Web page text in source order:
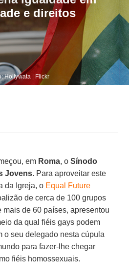
e direitos
Hollywata | Flickr
em Roma, oSínodo
Jovens. Para aproveitar este
da Igreja, o Equal Future
de cerca de 100 grupos
mais de 60 países, apresentou
da qual fiéis gays podem
o seu delegado nesta cúpula
para fazer-lhe chegar
fiéis homossexuais.